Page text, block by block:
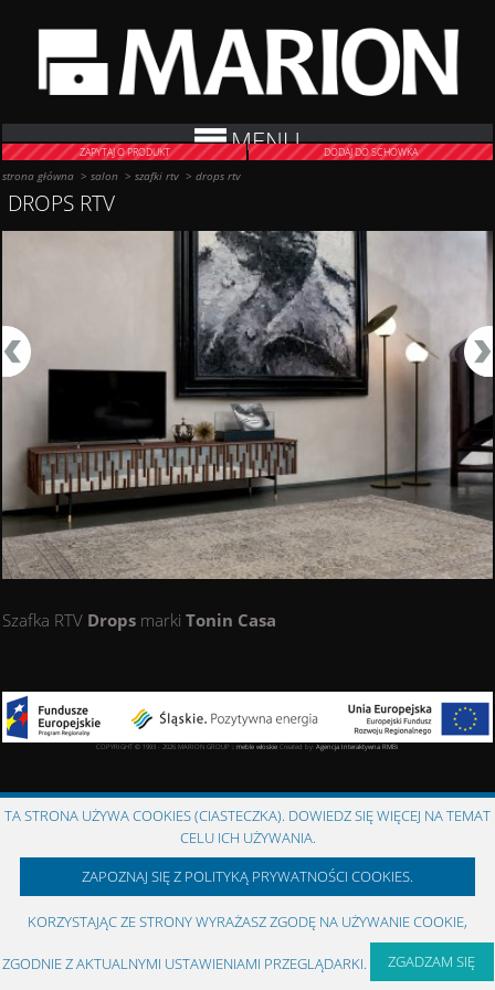
MENU
ZAPYTAJ O PRODUKT DODAJ DO SCHOWKA
strona główna >salon >szafki rtv >drops rtv
DROPS RTV
Szafka RTV Drops markiTonin Casa
COPYRIGHT © 1993 - 2026 MARION GROUP ::meble włoskieCreated by:Agencja Interaktywna RMBi
TA STRONA UŻYWA COOKIES (CIASTECZKA). DOWIEDZ SIĘ WIĘCEJ NA TEMAT
CELU ICH UŻYWANIA.
ZAPOZNAJ SIĘ Z POLITYKĄ PRYWATNOŚCI COOKIES.
KORZYSTAJĄC ZE STRONY WYRAŻASZ ZGODĘ NA UŻYWANIE COOKIE,
ZGODNIE Z AKTUALNYMI USTAWIENIAMI PRZEGLĄDARKI. ZGADZAM SIĘ